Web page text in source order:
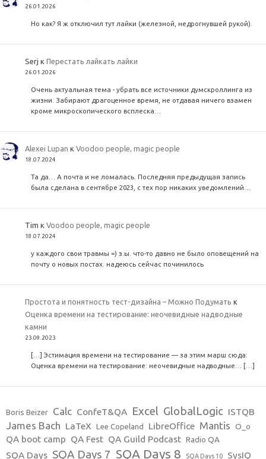
26.01.2026
Но как? Я ж отключил тут лайки (железной, недрогнувшей рукой).
Serj кПерестать лайкать лайки
26.01.2026
Очень актуальная тема - убрать все источники думскроллинга из
жизни. Забирают драгоценное время, не отдавая ничего взамен
кроме микроскопического всплеска…
Alexei Lupan кVoodoo people, magic people
18.07.2024
Та да… А почта и не ломалась. Последняя предыдущая запись
была сделана в сентябре 2023, с тех пор никаких уведомлений…
Tim кVoodoo people, magic people
18.07.2024
у каждого свои травмы =) з.ы. что-то давно не было оповещений на
почту о новых постах. надеюсь сейчас починилось
Простота и понятность тест-дизайна – Можно Подумать к
Оценка времени на тестирование: неочевидные надводные
камни
23.09.2023
[…] Эстимация времени на тестирование — за этим марш сюда:
Оценка времени на тестирование: неочевидные надводные… […]
Boris Beizer Calc ConfeT&QA Excel GlobalLogic ISTQB
James Bach LaTeX Lee Copeland LibreOffice Mantis O_o
QA boot camp QA Fest QA Guild Podcast Radio QA
SQA Days SQA Days 7 SQA Days 8 SQA Days 10 SysIQ